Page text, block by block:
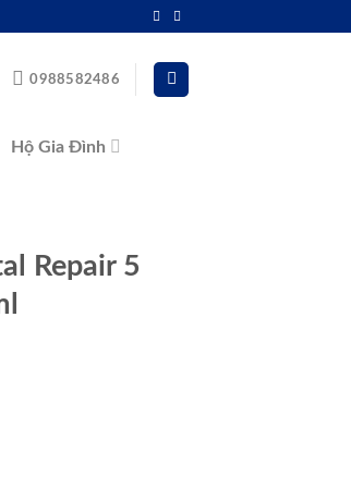
0988582486
Hộ Gia Đình
Repair 5